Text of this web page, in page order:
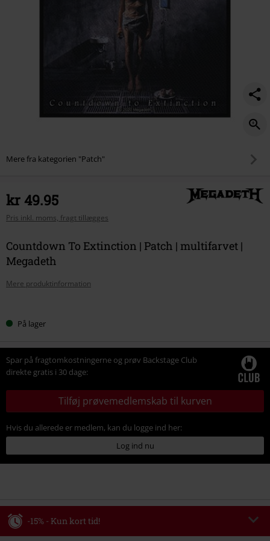
Mere fra kategorien "Patch"
kr 49.95
Pris inkl. moms, fragt tillægges
Countdown To Extinction | Patch | multifarvet |
Megadeth
Mere produktinformation
dinPå lager
Spar på fragtomkostningerne og prøv Backstage Club
direkte gratis i 30 dage:
Tilføj prøvemedlemskab til kurven
Hvis du allerede er medlem, kan du logge ind her:
Log ind nu
-15% - Kun kort tid!